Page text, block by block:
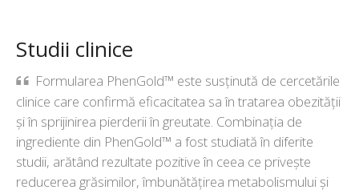
Studii clinice
Formularea PhenGold™ este susținută de cercetările
clinice care confirmă eficacitatea sa în tratarea obezității
și în sprijinirea pierderii în greutate. Combinația de
ingrediente din PhenGold™ a fost studiată în diferite
studii, arătând rezultate pozitive în ceea ce privește
reducerea grăsimilor, îmbunătățirea metabolismului și